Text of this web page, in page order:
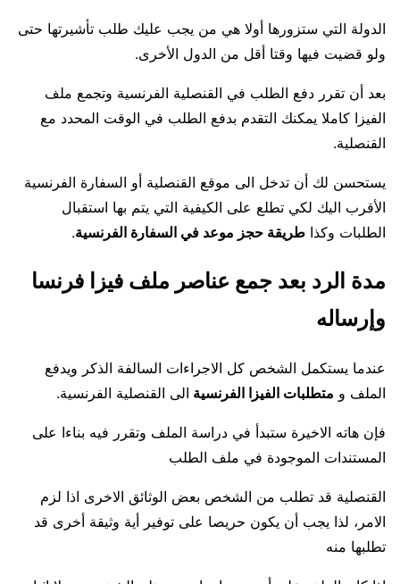
الدولة التي ستزورها أولا هي من يجب عليك طلب تأشيرتها حتى
ولو قضيت فيها وقتا أقل من الدول الأخرى.
بعد أن تقرر دفع الطلب في القنصلية الفرنسية وتجمع ملف
الفيزا كاملا يمكنك التقدم بدفع الطلب في الوقت المحدد مع
القنصلية.
يستحسن لك أن تدخل الى موقع القنصلية أو السفارة الفرنسية
الأقرب اليك لكي تطلع على الكيفية التي يتم بها استقبال
الطلبات وكذا طريقة حجز موعد في السفارة الفرنسية.
مدة الرد بعد جمع عناصر ملف فيزا فرنسا
وإرساله
عندما يستكمل الشخص كل الاجراءات السالفة الذكر ويدفع
الملف و متطلبات الفيزا الفرنسية الى القنصلية الفرنسية.
فإن هاته الاخيرة ستبدأ في دراسة الملف وتقرر فيه بناءا على
المستندات الموجودة في ملف الطلب
القنصلية قد تطلب من الشخص بعض الوثائق الاخرى اذا لزم
الامر، لذا يجب أن يكون حريصا على توفير أية وثيقة أخرى قد
تطلبها منه